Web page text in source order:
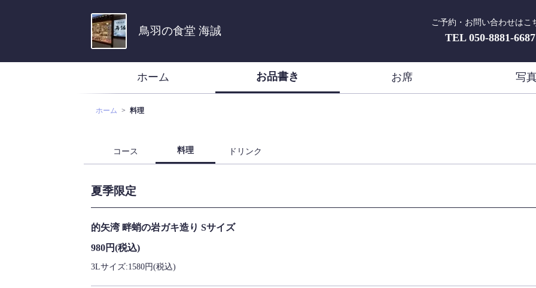
鳥羽の食堂 海誠
ご予約・お問い合わせはこ
TEL050-8881-6687
ホーム お品書き お席 写
ホーム 料理
コース 料理 ドリンク
夏季限定
的矢湾 畔蛸の岩ガキ造り Sサイズ
980円(税込)
3Lサイズ:1580円(税込)